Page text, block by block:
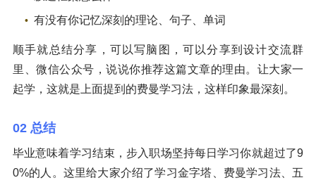
有没有你记忆深刻的理论、句子、单词
顺手就总结分享，可以写脑图，可以分享到设计交流群
里、微信公众号，说说你推荐这篇文章的理由。让大家一
起学，这就是上面提到的费曼学习法，这样印象最深刻。
02 总结
毕业意味着学习结束，步入职场坚持每日学习你就超过了9
0%的人。这里给大家介绍了学习金字塔、费曼学习法、五